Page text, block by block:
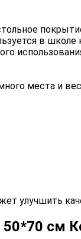
в
места и
улучшить
50*70 см